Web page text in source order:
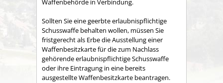
Waffenbehörde in Verbindung.
Sollten Sie eine geerbte erlaubnispflichtige
Schusswaffe behalten wollen, müssen Sie
fristgerecht als Erbe die Ausstellung einer
Waffenbesitzkarte für die zum Nachlass
gehörende erlaubnispflichtige Schusswaffe
oder ihre Eintragung in eine bereits
ausgestellte Waffenbesitzkarte beantragen.